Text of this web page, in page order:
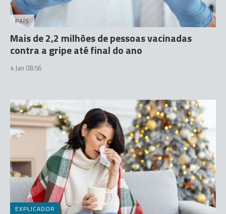
PAÍS
Mais de 2,2 milhões de pessoas vacinadas
contra a gripe até final do ano
4 Jan 08:56
EXPLICADOR